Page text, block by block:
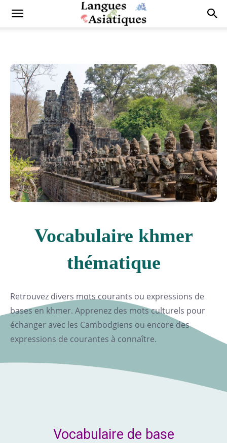
Vocabulaire khmer
thématique
Retrouvez divers mots courants ou expressions de
bases en khmer. Apprenez des mots culturels pour
échanger avec les Cambodgiens ou encore des
expressions de courantes à connaître.
Vocabulaire de base